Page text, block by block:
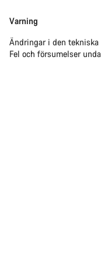
Varning
Ändringar i den
Fel och försumelser